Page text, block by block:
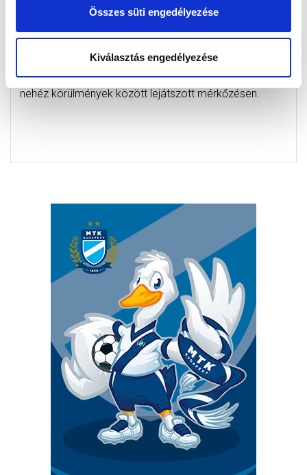
Összes süti engedélyezése
Kiválasztás engedélyezése
(GALÉRIA+VIDEÓ)
2018-10-30 10:26:15
Pölöskei Gábor csapata a hajrában mentett pontot a
nehéz körülmények között lejátszott mérkőzésen.